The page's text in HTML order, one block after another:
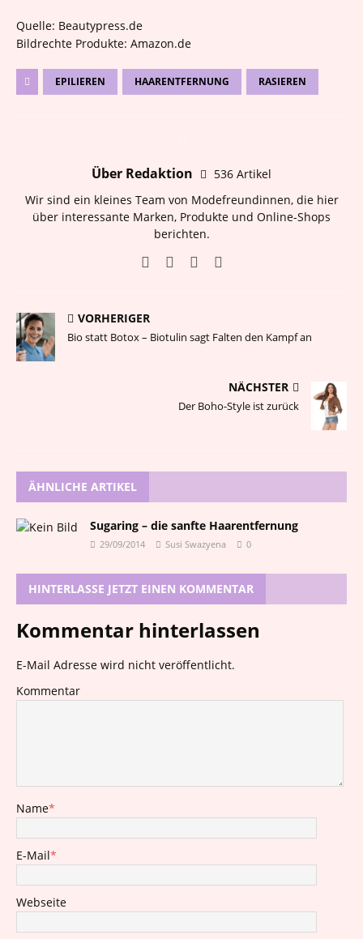
Quelle: Beautypress.de
Bildrechte Produkte: Amazon.de
EPILIEREN HAARENTFERNUNG RASIEREN
Über Redaktion
536 Artikel
Wir sind ein kleines Team von Modefreundinnen, die hier
über interessante Marken, Produkte und Online-Shops
berichten.
VORHERIGER
Bio statt Botox – Biotulin sagt Falten den Kampf an
NÄCHSTER
Der Boho-Style ist zurück
ÄHNLICHE ARTIKEL
Sugaring – die sanfte Haarentfernung
29/09/2014 Susi Swazyena 0
HINTERLASSE JETZT EINEN KOMMENTAR
Kommentar hinterlassen
E-Mail Adresse wird nicht veröffentlicht.
Kommentar
Name*
E-Mail*
Webseite